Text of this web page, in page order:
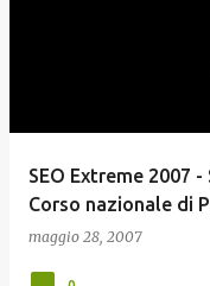
SEO Extreme 2007
Corso nazionale di
maggio 28, 2007